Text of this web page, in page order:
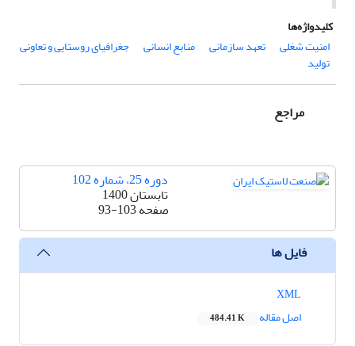
کلیدواژه‌ها
امنیت شغلی
تعهد سازمانی منابع انسانی جغرافیای روستایی و تعاونی
تولید
مراجع
دوره 25، شماره 102
تابستان 1400
صفحه93-103
فایل ها
اصل مقاله
484.41 K